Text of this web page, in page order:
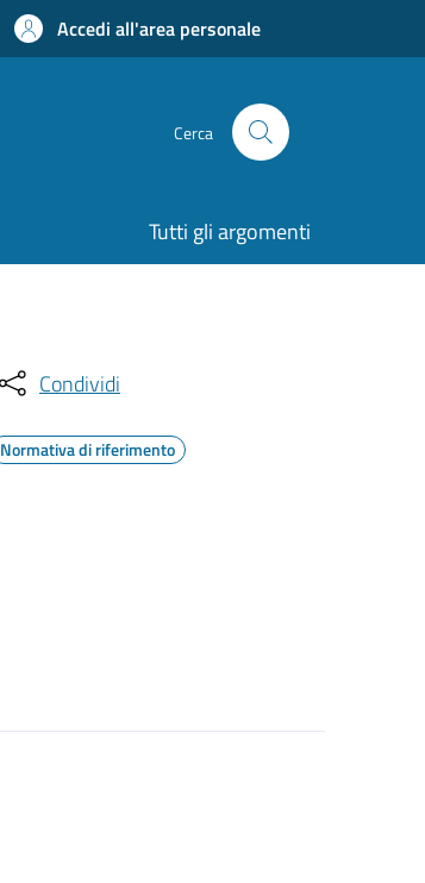
Accedi all'area personale
Cerca
Tutti gli argomenti
Condividi
Normativa di riferimento